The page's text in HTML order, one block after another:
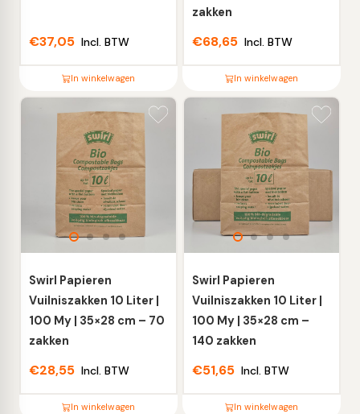
€37,05 Incl. BTW
In winkelwagen
Dit
meerdere
worden
op
de
productpagina
zakken
€68,65 Incl. BTW
In winkelwagen
Dit
product
meerdere
variaties.
optie
worden
op
de
productpagina
Swirl Papieren
Vuilniszakken 10 Liter |
100 My | 35×28 cm – 70
zakken
€28,55 Incl. BTW
In winkelwagen
Swirl Papieren
Vuilniszakken 10 Liter |
100 My | 35×28 cm –
140 zakken
€51,65 Incl. BTW
In winkelwagen